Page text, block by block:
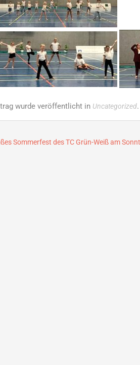
wurde veröffentlicht in Uncategorized
Sommerfest des TC Grün-Weiß am